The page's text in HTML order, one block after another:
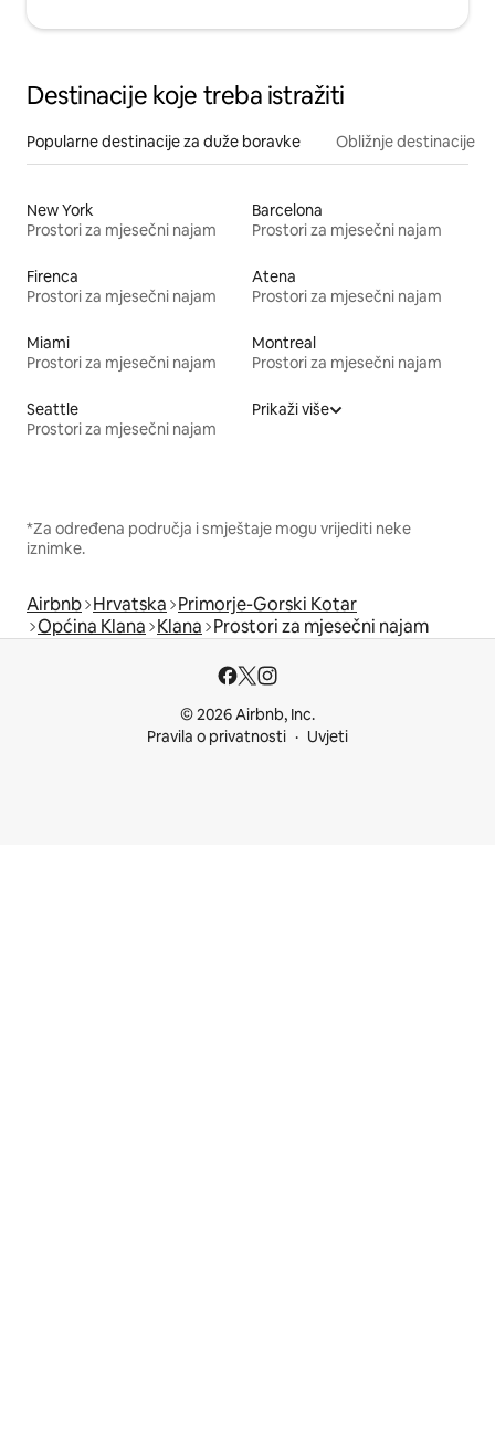
Destinacije koje treba istražiti
Popularne destinacije za duže boravke Obližnje destinacije
New York
Prostori za mjesečni najam
Barcelona
Prostori za mjesečni najam
Firenca
Prostori za mjesečni najam
Atena
Prostori za mjesečni najam
Miami
Prostori za mjesečni najam
Montreal
Prostori za mjesečni najam
Seattle
Prostori za mjesečni najam
Prikaži više
*Za određena područja i smještaje mogu vrijediti neke
iznimke.
Airbnb Hrvatska Primorje-Gorski Kotar
Općina Klana Klana Prostori za mjesečni najam
© 2026 Airbnb, Inc.
Pravila o privatnosti
Uvjeti